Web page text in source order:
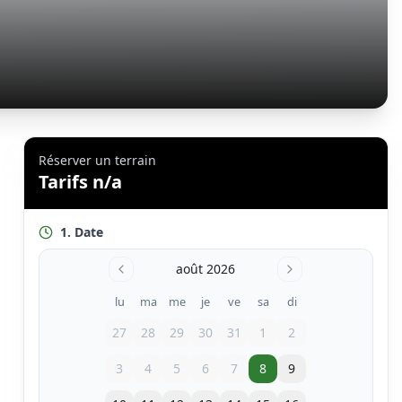
Réserver un terrain
Tarifs n/a
1. Date
août 2026
lu ma me je ve sa di
27 28 29 30 31 1 2
3 4 5 6 7 8 9